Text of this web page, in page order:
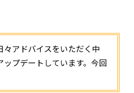
アドバイスをいただく中
プデートしています。今回